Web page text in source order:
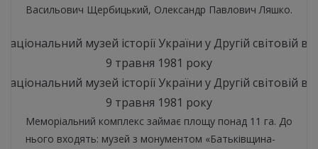
Васильович Щербицький, Олександр Павлович Ляшко.
9 травня 1981 року
9 травня 1981 року
Меморіальний комплекс займає площу понад 11 га. До
нього входять: музей з монументом «Батьківщина-